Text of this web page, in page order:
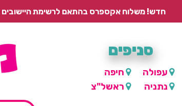
חדש! משלוח אקספרס בהתאם לרשימת היישובים – עד 2 ימי עסקים, ועד 4 ימי עסקים למוצרים ממותגים. משלוח רגיל בתשלום או
סניפים
עפולה
חיפה
נתניה
ראשל"צ